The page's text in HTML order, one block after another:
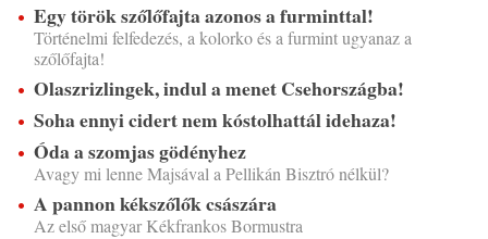
Egy török szőlőfajta azonos a furminttal!
Történelmi felfedezés, a kolorko és a furmint ugyanaz a
szőlőfajta!
Olaszrizlingek, indul a menet Csehországba!
Soha ennyi cidert nem kóstolhattál idehaza!
Óda a szomjas gödényhez
Avagy mi lenne Majsával a Pellikán Bisztró nélkül?
A pannon kékszőlők császára
Az első magyar Kékfrankos Bormustra